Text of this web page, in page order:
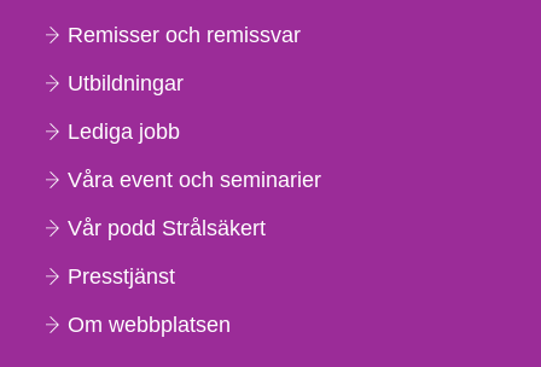
Remisser och remissvar
Utbildningar
Lediga jobb
Våra event och seminarier
Vår podd Strålsäkert
Presstjänst
Om webbplatsen